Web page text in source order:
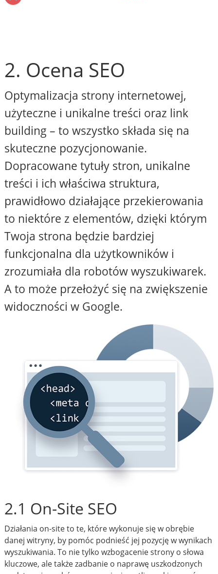
2. Ocena SEO
Optymalizacja strony internetowej,
użyteczne i unikalne treści oraz link
building – to wszystko składa się na
skuteczne pozycjonowanie.
Dopracowane tytuły stron, unikalne
treści i ich właściwa struktura,
prawidłowo działające przekierowania
to niektóre z elementów, dzięki którym
Twoja strona będzie bardziej
funkcjonalna dla użytkowników i
zrozumiała dla robotów wyszukiwarek.
A to może przełożyć się na zwiększenie
widoczności w Google.
2.1 On-Site SEO
Działania on-site to te, które wykonuje się w obrębie
danej witryny, by pomóc podnieść jej pozycję w wynikach
wyszukiwania. To nie tylko wzbogacenie strony o słowa
kluczowe, ale także zadbanie o naprawę uszkodzonych